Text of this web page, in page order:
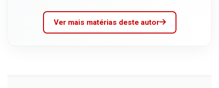
Ver mais matérias deste autor